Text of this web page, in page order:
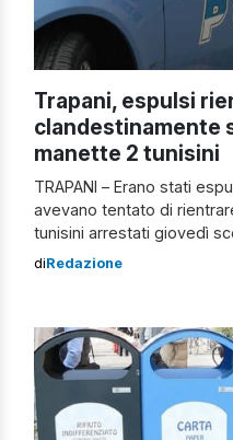
Trapani, espulsi
clandestinamente
manette 2 tunisini
TRAPANI – Erano stati
avevano tentato di
tunisini arrestati giovedì
Trapani. I cittadini stranieri
estenuante lavoro […]
diRedazione